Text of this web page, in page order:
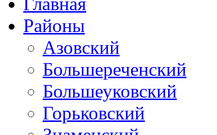
Районы
Азовский
Большереченский
Большеуковский
Горьковский